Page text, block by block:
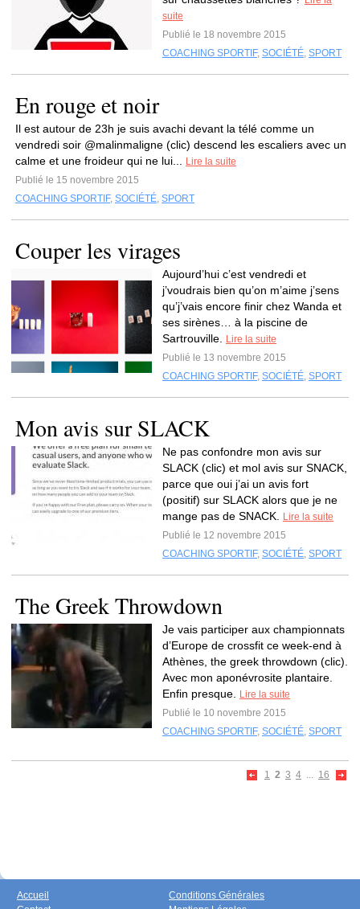
suite
Publié le 18 novembre 2015
COACHING SPORTIF, SOCIÉTÉ, SPORT
En rouge et noir
Il est autour de 23h je suis avachi devant la télé comme un
vendredi soir @malinmaligne (clic) descend les escaliers avec un
calme et une froideur qui ne lui...
Lire la suite
Publié le 15 novembre 2015
COACHING SPORTIF, SOCIÉTÉ, SPORT
Couper les virages
Aujourd’hui c’est vendredi et
j’voudrais bien qu’on m’aime j’sens
qu’j’vais encore finir chez Wanda et
ses sirènes… à la piscine de
Sartrouville.
Lire la suite
Publié le 13 novembre 2015
COACHING SPORTIF, SOCIÉTÉ, SPORT
Mon avis sur SLACK
Ne pas confondre mon avis sur
SLACK (clic) et mol avis sur SNACK,
parce que oui j’ai un avis fort
(positif) sur SLACK alors que je ne
mange pas de SNACK.
Lire la suite
Publié le 12 novembre 2015
COACHING SPORTIF, SOCIÉTÉ, SPORT
The Greek Throwdown
Je vais participer aux championnats
d’Europe de crossfit ce week-end à
Athènes, the greek throwdown (clic).
Avec mon aponévrosite plantaire.
Enfin presque.
Lire la suite
Publié le 10 novembre 2015
COACHING SPORTIF, SOCIÉTÉ, SPORT
1 2 3 4 ... 16
Accueil
Conditions Générales